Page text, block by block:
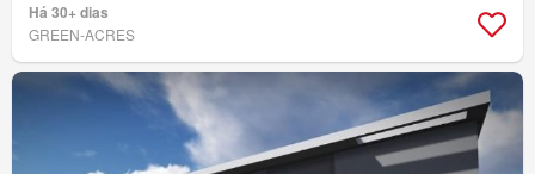
Há 30+ dias
GREEN-ACRES